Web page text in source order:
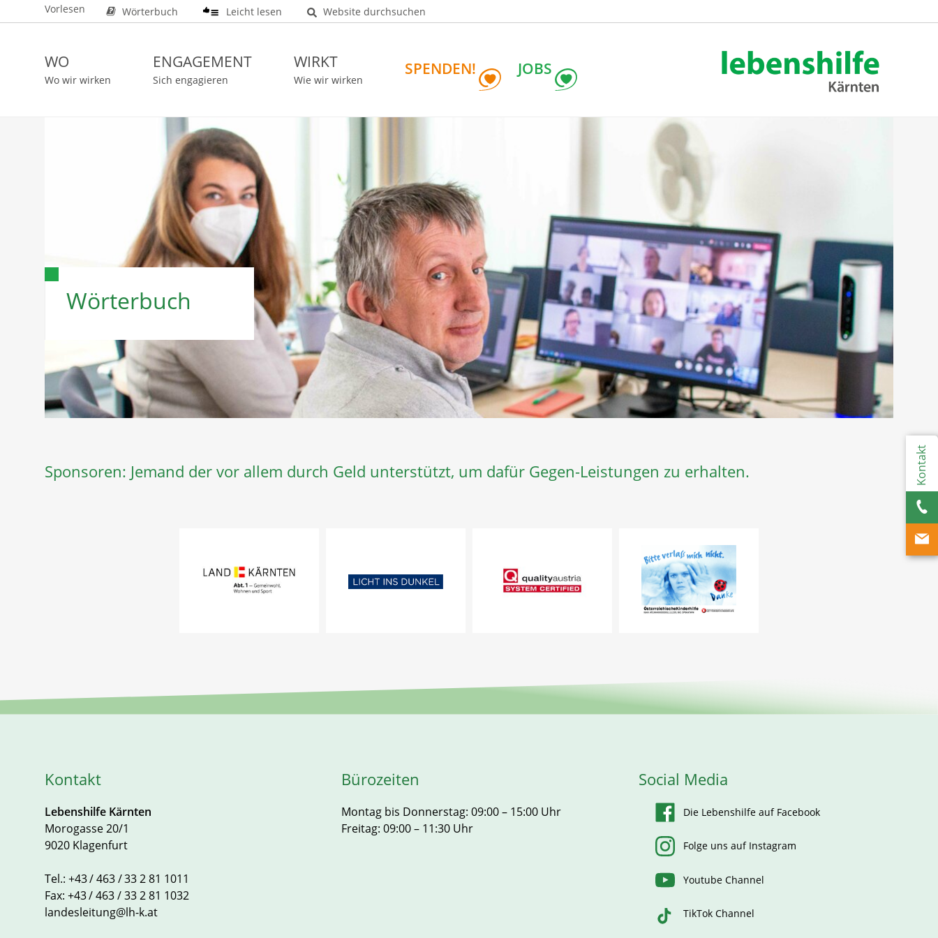
Kontakt
Vorlesen Wörterbuch Leicht lesen Website durchsuchen
WO
Wo wir wirken
ENGAGEMENT
Sich engagieren
WIRKT
Wie wir wirken
SPENDEN! JOBS
Wörterbuch
Sponsoren: Jemand der vor allem durch Geld unterstützt, um dafür Gegen-Leistungen zu erhalten.
Kontakt
Lebenshilfe Kärnten
Morogasse 20/1
9020 Klagenfurt
Tel.: +43 / 463 / 33 2 81 1011
Fax: +43 / 463 / 33 2 81 1032
landesleitung@lh-k.at
Bürozeiten
Montag bis Donnerstag: 09:00 – 15:00 Uhr
Freitag: 09:00 – 11:30 Uhr
Social Media
Die Lebenshilfe auf Facebook
Folge uns auf Instagram
Youtube Channel
TikTok Channel